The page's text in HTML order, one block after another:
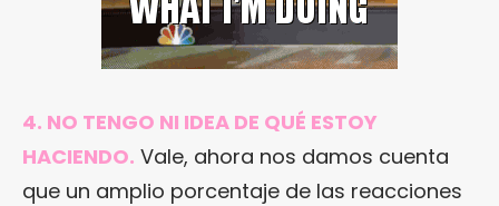
4. NO TENGO NI IDEA DE QUÉ ESTOY
HACIENDO. Vale, ahora nos damos cuenta
que un amplio porcentaje de las reacciones